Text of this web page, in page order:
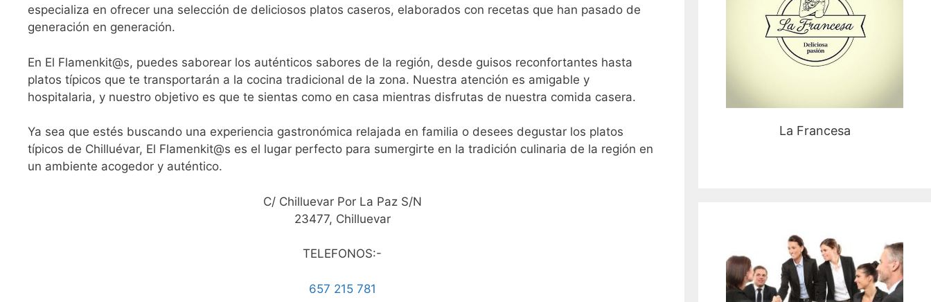
especializa en ofrecer una selección de deliciosos platos caseros, elaborados con recetas que han pasado de
generación en generación.
En El Flamenkit@s, puedes saborear los auténticos sabores de la región, desde guisos reconfortantes hasta
platos típicos que te transportarán a la cocina tradicional de la zona. Nuestra atención es amigable y
hospitalaria, y nuestro objetivo es que te sientas como en casa mientras disfrutas de nuestra comida casera.
Ya sea que estés buscando una experiencia gastronómica relajada en familia o desees degustar los platos
típicos de Chilluévar, El Flamenkit@s es el lugar perfecto para sumergirte en la tradición culinaria de la región en
un ambiente acogedor y auténtico.
C/ Chilluevar Por La Paz S/N
23477, Chilluevar
TELEFONOS:-
657 215 781
La Francesa